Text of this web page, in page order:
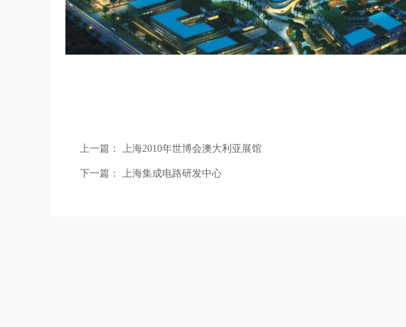
上一篇： 上海2010年世博会澳大利亚展馆
下一篇： 上海集成电路研发中心